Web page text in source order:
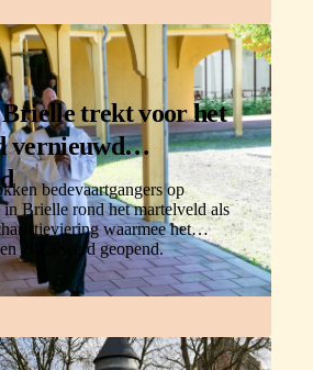
Brielle trekt voor het
vernieuwd
bedevaartgangers op
in Brielle rond het martelveld als
waarmee het
2023 werd geopend.